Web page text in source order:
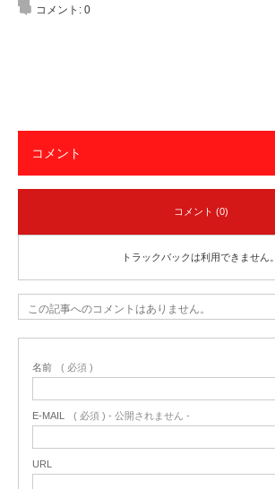
コメント: 0
コメント
コメント (0)
トラックバックは利用できません。
この記事へのコメントはありません。
名前 ( 必須 )
E-MAIL ( 必須 ) - 公開されません -
URL